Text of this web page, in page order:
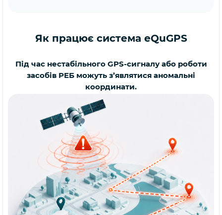
Як працює система eQuGPS
Під час нестабільного GPS-сигналу або роботи
засобів РЕБ можуть з’являтися аномальні
координати.